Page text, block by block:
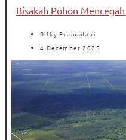
Bisakah Pohon
Rifky Pramadani
4 December 2025